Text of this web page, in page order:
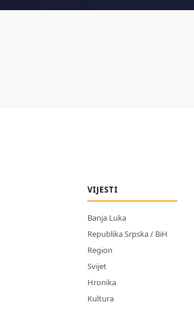
VIJESTI
Banja Luka
Republika Srpska / BiH
Region
Svijet
Hronika
Kultura